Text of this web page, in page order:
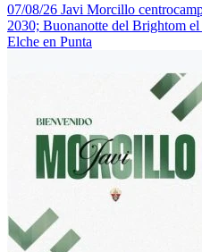
07/08/26 Javi Morcillo
2030; Buonanotte del Brightom el
Elche en Punta